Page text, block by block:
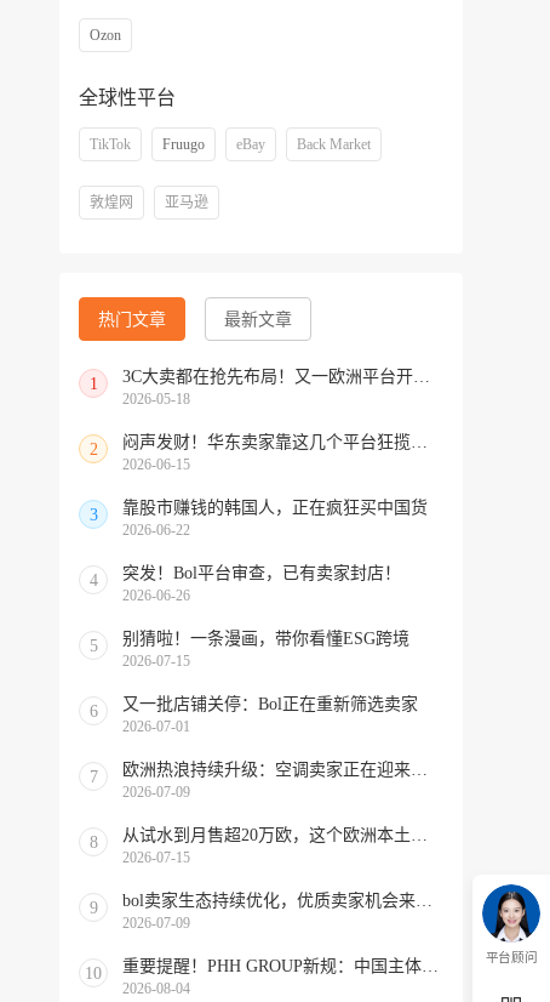
Ozon
全球性平台
TikTok Fruugo eBay Back Market
敦煌网 亚马逊
热门文章 最新文章
1 3C大卖都在抢先布局！又一欧洲平台开放中国招商
2026-05-18
2 闷声发财！华东卖家靠这几个平台狂揽北美订单，华南机会来了！
2026-06-15
3 靠股市赚钱的韩国人，正在疯狂买中国货
2026-06-22
4 突发！Bol平台审查，已有卖家封店！
2026-06-26
5 别猜啦！一条漫画，带你看懂ESG跨境
2026-07-15
6 又一批店铺关停：Bol正在重新筛选卖家
2026-07-01
7 欧洲热浪持续升级：空调卖家正在迎来窗口期！
2026-07-09
8 从试水到月售超20万欧，这个欧洲本土平台被低估了
2026-07-15
9 bol卖家生态持续优化，优质卖家机会来啦！
2026-07-09
10 重要提醒！PHH GROUP新规：中国主体店铺暂停，回款详解！
2026-08-04
平台顾问